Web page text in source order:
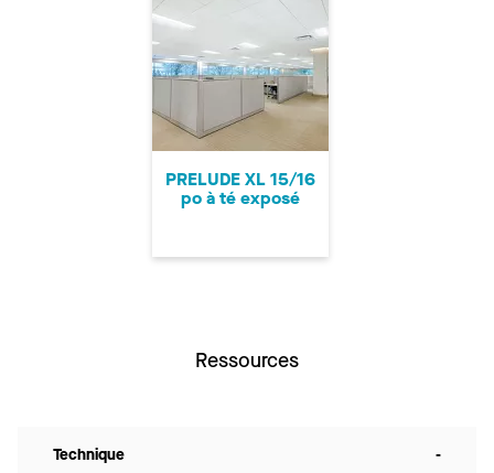
PRELUDE XL 15/16
po à té exposé
Ressources
Technique -